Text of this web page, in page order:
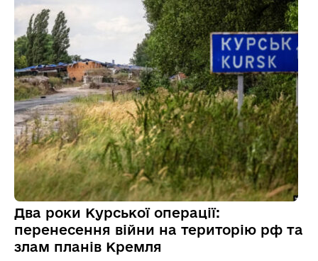
Два роки Курської операції:
перенесення війни на територію рф та
злам планів Кремля